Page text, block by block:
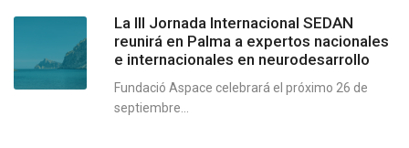
La III Jornada Internacional SEDAN
reunirá en Palma a expertos nacionales
e internacionales en neurodesarrollo
Fundació Aspace celebrará el próximo 26 de
septiembre...